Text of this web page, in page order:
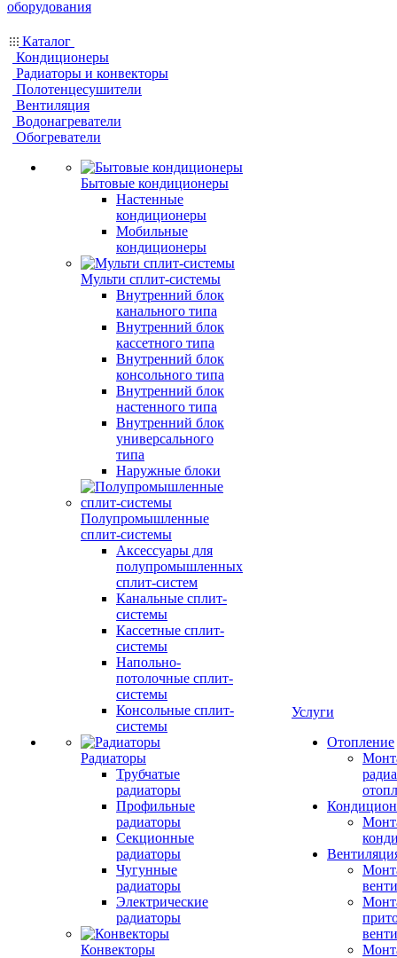
Каталог
Кондиционеры
Радиаторы и конвекторы
Полотенцесушители
Вентиляция
Водонагреватели
Обогреватели
Бытовые кондиционеры
Настенные
кондиционеры
Мобильные
кондиционеры
Мульти сплит-системы
Внутренний блок
канального типа
Внутренний блок
кассетного типа
Внутренний блок
консольного типа
Внутренний блок
настенного типа
Внутренний блок
универсального
типа
Наружные блоки
Полупромышленные
сплит-системы
Аксессуары для
полупромышленных
сплит-систем
Канальные сплит-
системы
Кассетные сплит-
системы
Напольно-
потолочные сплит-
системы
Консольные сплит-
системы
Радиаторы
Трубчатые
радиаторы
Профильные
радиаторы
Секционные
радиаторы
Чугунные
радиаторы
Электрические
радиаторы
Конвекторы
Услуги
Отопление